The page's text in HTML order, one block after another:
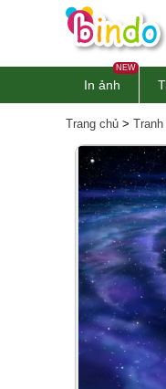
NEW
In ảnh
Trang chủ >